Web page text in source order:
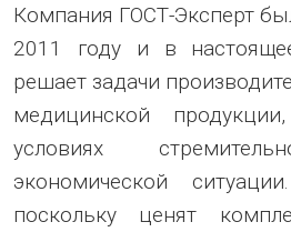
Компания ГОСТ-Эксперт
2011 году и в
решает задачи
медицинской
условиях
экономической
поскольку ценят